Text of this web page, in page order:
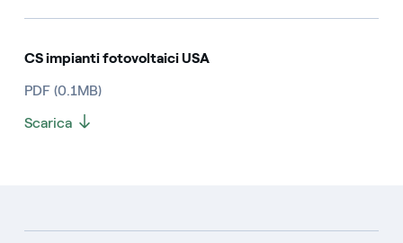
CS impianti fotovoltaici USA
PDF (0.1MB)
Scarica